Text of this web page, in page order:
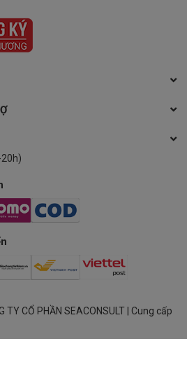
TY CỔ PHẦN SEACONSULT | Cung cấp